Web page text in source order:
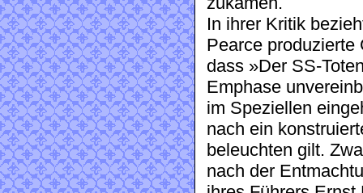
In ihrer Kritik
Pearce produzierte
dass »Der SS-
Emphase
im Speziellen
nach ein
beleuchten gilt.
nach der